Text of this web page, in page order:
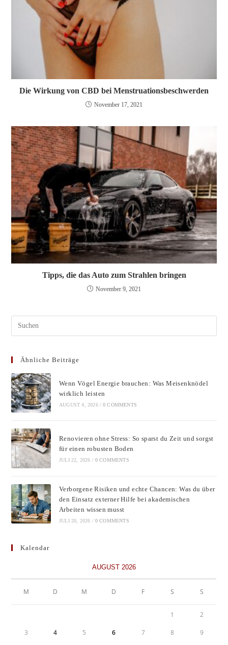
Die Wirkung von CBD bei Menstruationsbeschwerden
November 17, 2021
Tipps, die das Auto zum Strahlen bringen
November 9, 2021
Ähnliche Beiträge
Wenn Vögel Energie brauchen: Was Meisenknödel
wirklich leisten
AUGUST 4, 2026 / 0 COMMENTS
Renovieren ohne Stress: So sparst du Zeit und sorgst
für einen robusten Boden
JULI 22, 2026 / 0 COMMENTS
Verborgene Risiken und echte Chancen: Was du über
den Einsatz externer Hilfe bei akademischen
Arbeiten wissen musst
JULI 20, 2026 / 0 COMMENTS
Kalendar
AUGUST 2026
M D M D F S S
1 2
3 4 5 6 7 8 9